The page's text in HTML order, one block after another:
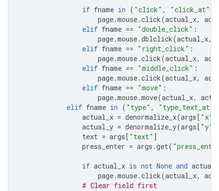
if fname in ( "click" , "click_at"
page.mouse.click(actual_x,
elif fname == "double_click" :
page.mouse.dblclick(actual_x,
elif fname == "right_click" :
page.mouse.click(actual_x,
elif fname == "middle_click" :
page.mouse.click(actual_x,
elif fname == "move" :
page.mouse.move(actual_x,
elif fname in ( "type" , "type_text_at"
actual_x = denormalize_x(args[ "x"
actual_y = denormalize_y(args[ "y"
text = args[ "text" ]
press_enter = args .get(
if actual_x is not None and
page.mouse.click(actual_x,
# Clear field first